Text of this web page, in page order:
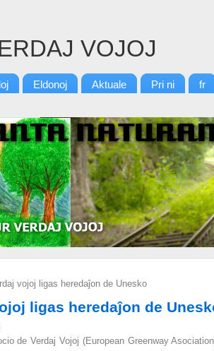
VOJOJ
Eldonoj Aktuale Pri ni fr
vojoj ligas heredaĵon de Unesko
ligas heredaĵon de
de Verdaj Vojoj (European Greenway